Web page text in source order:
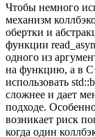
Чтобы немного
механизм
обертки и
функции
одного из
на функцию, а в
использовать
сложнее и дает
подходе.
возникает риск
когда один